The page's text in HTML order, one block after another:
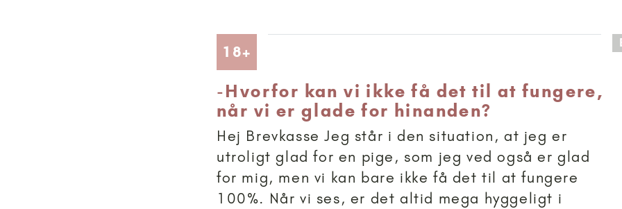
18+
-Hvorfor kan vi ikke få det til at fungere,
når vi er glade for hinanden?
Hej Brevkasse Jeg står i den situation, at jeg er
utroligt glad for en pige, som jeg ved også er glad
for mig, men vi kan bare ikke få det til at fungere
100%. Når vi ses, er det altid mega hyggeligt i